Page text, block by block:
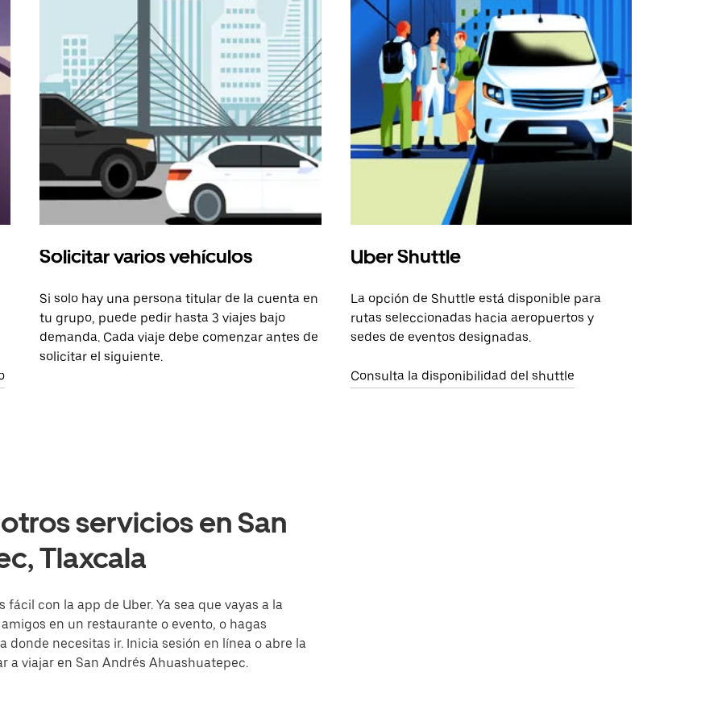
Solicitar varios vehículos
Si solo hay una persona titular de la cuenta en
tu grupo, puede pedir hasta 3 viajes bajo
demanda. Cada viaje debe comenzar antes de
solicitar el siguiente.
Uber Shuttle
La opción de Shuttle está disponible para
rutas seleccionadas hacia aeropuertos y
sedes de eventos designadas.
Consulta la disponibilidad del shuttle
servicios en San
Tlaxcala
con la app de Uber. Ya sea que vayas a la
en un restaurante o evento, o hagas
donde necesitas ir. Inicia sesión en línea o abre la
a viajar en San Andrés Ahuashuatepec.